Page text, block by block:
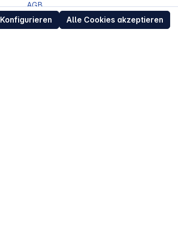
AGB
Datenschutz
Konfigurieren Alle Cookies akzeptieren